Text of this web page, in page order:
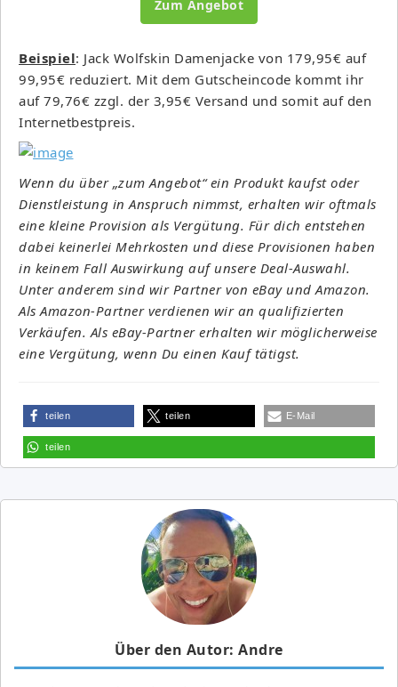
Zum Angebot
Beispiel: Jack Wolfskin Damenjacke von 179,95€ auf
99,95€ reduziert. Mit dem Gutscheincode kommt ihr
auf 79,76€ zzgl. der 3,95€ Versand und somit auf den
Internetbestpreis.
Wenn du über „zum Angebot“ ein Produkt kaufst oder
Dienstleistung in Anspruch nimmst, erhalten wir oftmals
eine kleine Provision als Vergütung. Für dich entstehen
dabei keinerlei Mehrkosten und diese Provisionen haben
in keinem Fall Auswirkung auf unsere Deal-Auswahl.
Unter anderem sind wir Partner von eBay und Amazon.
Als Amazon-Partner verdienen wir an qualifizierten
Verkäufen. Als eBay-Partner erhalten wir möglicherweise
eine Vergütung, wenn Du einen Kauf tätigst.
teilen teilen E-Mail
teilen
Über den Autor: Andre